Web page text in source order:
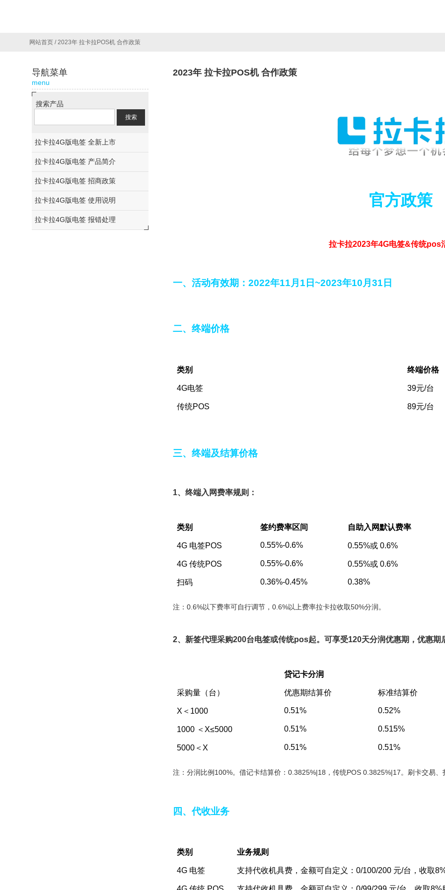
网站首页 /2023年 拉卡拉POS机 合作政策
导航菜单
menu
搜索产品
拉卡拉4G版电签 全新上市
拉卡拉4G版电签 产品简介
拉卡拉4G版电签 招商政策
拉卡拉4G版电签 使用说明
拉卡拉4G版电签 报错处理
2023年 拉卡拉POS机 合作政策
官方政策
拉卡拉2023年4G电签&传统pos
一、活动有效期：2022年11月1日~2023年10月31日
二、终端价格
类别 终端价格
4G电签 39元/台
传统POS 89元/台
三、终端及结算价格
1、终端入网费率规则：
类别 签约费率区间 自助入网默认费率
4G 电签POS 0.55%-0.6% 0.55%或 0.6%
4G 传统POS 0.55%-0.6% 0.55%或 0.6%
扫码 0.36%-0.45% 0.38%
注：0.6%以下费率可自行调节，0.6%以上费率拉卡拉收取50%分润。
2、新签代理采购200台电签或传统pos起。可享受120天分润优惠期，优惠期
贷记卡分润
采购量（台） 优惠期结算价 标准结算价
X＜1000 0.51% 0.52%
1000 ＜X≤5000 0.51% 0.515%
5000＜X 0.51% 0.51%
注：分润比例100%。借记卡结算价：0.3825%|18，传统POS 0.3825%|17。刷卡交易、
四、代收业务
类别 业务规则
4G 电签 支持代收机具费，金额可自定义：0/100/200 元/台，收取